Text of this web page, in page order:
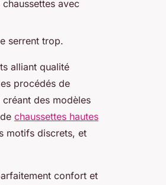
avec
serrent trop.
alliant qualité
procédés de
des modèles
chaussettes hautes
motifs discrets, et
confort et